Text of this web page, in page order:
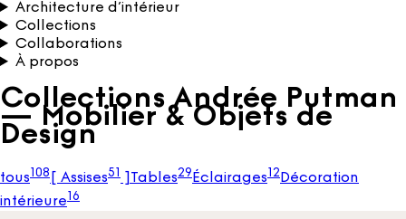
Architecture d’intérieur
Collections
Collaborations
À propos
Collections Andrée Putman
— Mobilier & Objets de
Design
tous108 Assises51 Tables29Éclairages12Décoration
intérieure16